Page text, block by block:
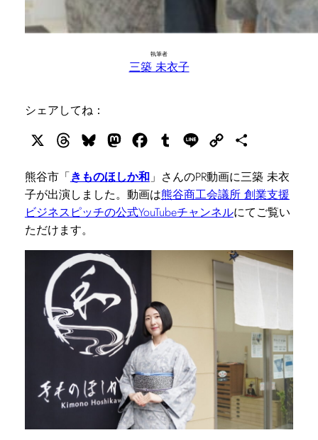
執筆者
三築 未衣子
シェアしてね：
ThreadsBlueskyMastodonFacebook
Tumblr Line
Copy
熊谷市「きものほしか和」さんのPR動画に三築 未衣
子が出演しました。動画は熊谷商工会議所 創業支援
ビジネスピッチの公式YouTubeチャンネルにてご覧い
ただけます。